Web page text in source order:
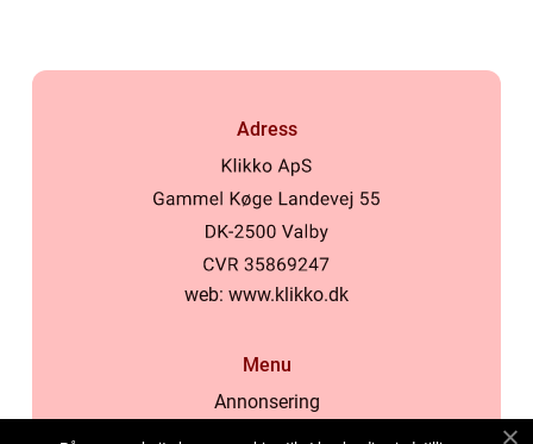
Adress
web: www.klikko.dk
Menu
Annonsering